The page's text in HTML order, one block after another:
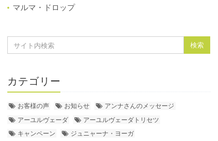
マルマ・ドロップ
カテゴリー
お客様の声 お知らせ
アンナさんのメッセージ
アーユルヴェーダ
アーユルヴェーダトリセツ
キャンペーン
ジュニャーナ・ヨーガ